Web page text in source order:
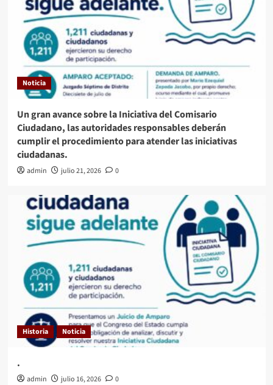
Noticia
Un gran avance sobre la Iniciativa del Comisario
Ciudadano, las autoridades responsables deberán
cumplir el procedimiento para atender las iniciativas
ciudadanas.
admin julio 21, 2026 0
Historia Noticia
.
admin julio 16, 2026 0